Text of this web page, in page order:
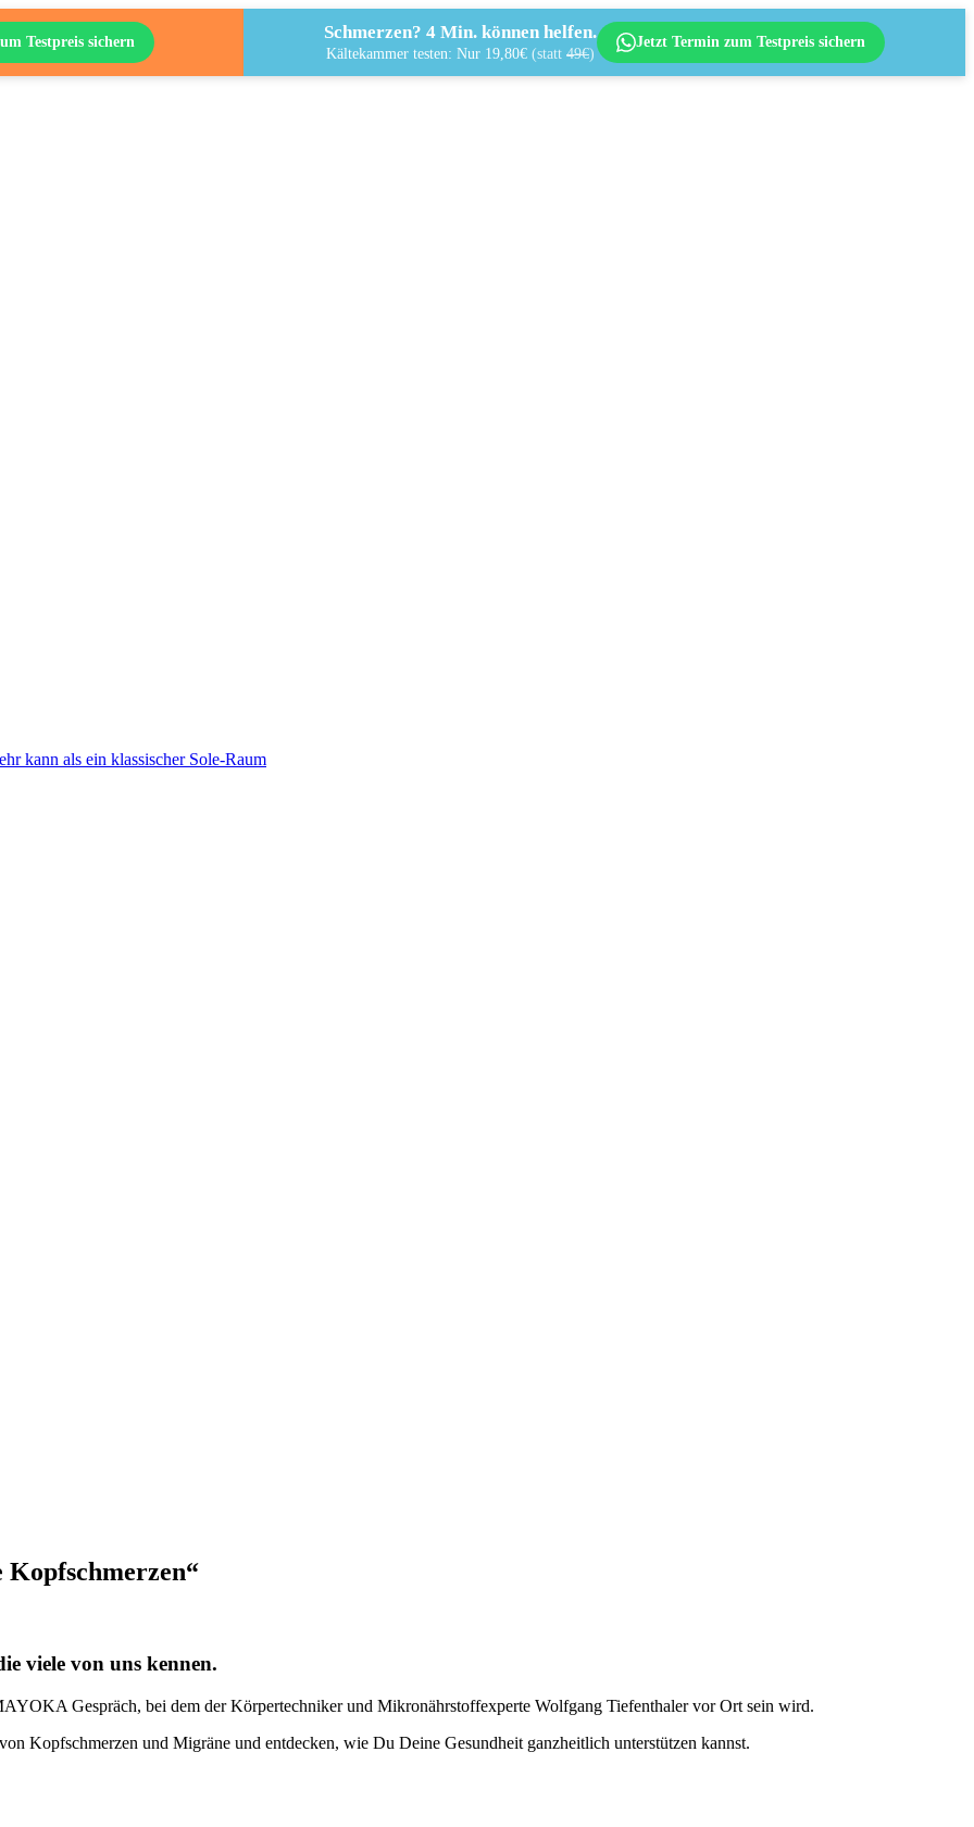
Testpreis sichern Schmerzen? 4 Min. können helfen.
Kältekammer testen: Nur 19,80€ (statt 49€)
Jetzt Termin zum Testpreis sichern
kann als ein klassischer Sole-Raum
viele von uns kennen.
Gespräch, bei dem der Körpertechniker und Mikronährstoffexperte Wolfgang Tiefenthaler vor Ort sein wird.
von Kopfschmerzen und Migräne und entdecken, wie Du Deine Gesundheit ganzheitlich unterstützen kannst.